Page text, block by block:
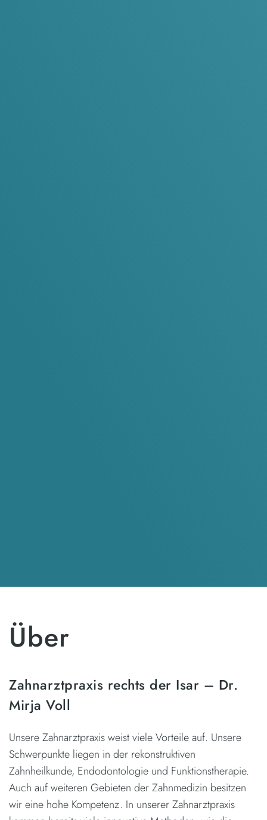
Über
Zahnarztpraxis rechts der Isar – Dr.
Mirja Voll
Unsere Zahnarztpraxis weist viele Vorteile auf. Unsere
Schwerpunkte liegen in der rekonstruktiven
Zahnheilkunde, Endodontologie und Funktionstherapie.
Auch auf weiteren Gebieten der Zahnmedizin besitzen
wir eine hohe Kompetenz. In unserer Zahnarztpraxis